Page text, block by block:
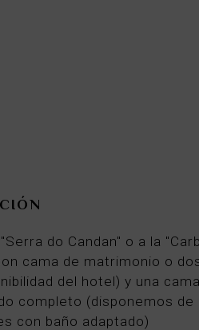
do Candan" o a la
cama de matrimonio o
del hotel) y una
completo (disponemos de
con baño adaptado)